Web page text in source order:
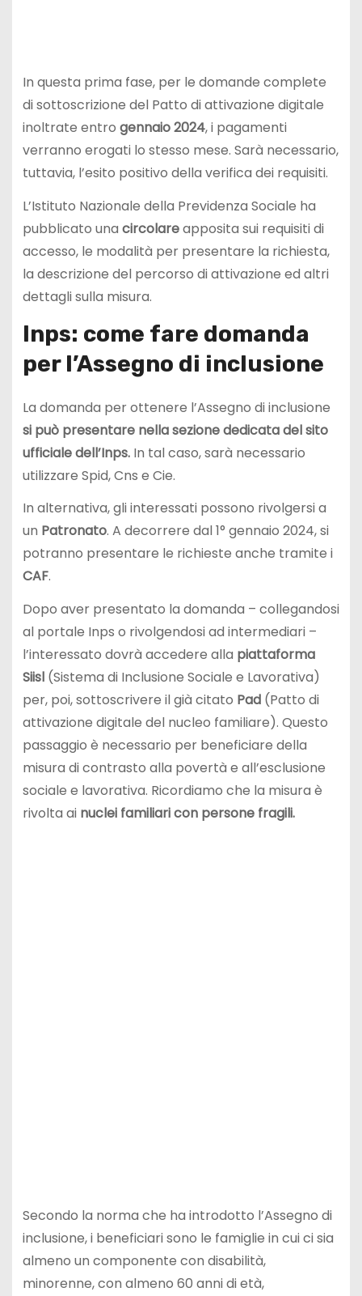
In questa prima fase, per le domande complete
di sottoscrizione del Patto di attivazione digitale
inoltrate entro gennaio 2024, i pagamenti
verranno erogati lo stesso mese. Sarà necessario,
tuttavia, l’esito positivo della verifica dei requisiti.
L’Istituto Nazionale della Previdenza Sociale ha
pubblicato una circolareapposita sui requisiti di
accesso, le modalità per presentare la richiesta,
la descrizione del percorso di attivazione ed altri
dettagli sulla misura.
Inps: come fare domanda
per l’Assegno di inclusione
La domanda per ottenere l’Assegno di inclusione
si può presentare nella sezione dedicata del sito
ufficiale dell’Inps.In tal caso, sarà necessario
utilizzare Spid, Cns e Cie.
In alternativa, gli interessati possono rivolgersi a
un Patronato. A decorrere dal 1° gennaio 2024, si
potranno presentare le richieste anche tramite i
CAF.
Dopo aver presentato la domanda – collegandosi
al portale Inps o rivolgendosi ad intermediari –
l’interessato dovrà accedere alla piattaforma
Siisl(Sistema di Inclusione Sociale e Lavorativa)
per, poi, sottoscrivere il già citato Pad(Patto di
attivazione digitale del nucleo familiare). Questo
passaggio è necessario per beneficiare della
misura di contrasto alla povertà e all’esclusione
sociale e lavorativa. Ricordiamo che la misura è
rivolta ai nuclei familiari con persone fragili.
Secondo la norma che ha introdotto l’Assegno di
inclusione, i beneficiari sono le famiglie in cui ci sia
almeno un componente con disabilità,
minorenne, con almeno 60 anni di età,